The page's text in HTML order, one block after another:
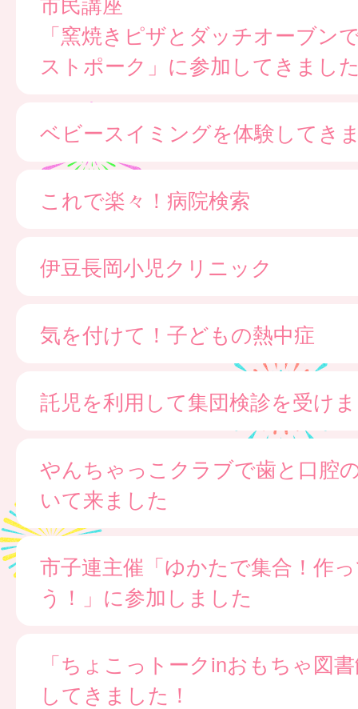
「窯焼きピザとダッチオーブン
ストポーク」に参加してきまし
ベビースイミングを体験してき
これで楽々！病院検索
伊豆長岡小児クリニック
気を付けて！子どもの熱中症
託児を利用して集団検診を受け
やんちゃっこクラブで歯と口腔
いて来ました
市子連主催「ゆかたで集合！作
う！」に参加しました
「ちょこっトークinおもちゃ図
してきました！